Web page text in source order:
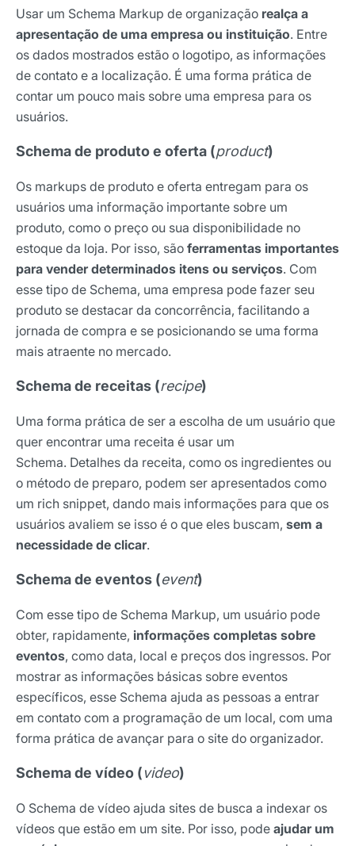
Usar um Schema Markup de organização realça a
apresentação de uma empresa ou instituição. Entre
os dados mostrados estão o logotipo, as informações
de contato e a localização. É uma forma prática de
contar um pouco mais sobre uma empresa para os
usuários.
Schema de produto e oferta (product)
Os markups de produto e oferta entregam para os
usuários uma informação importante sobre um
produto, como o preço ou sua disponibilidade no
estoque da loja. Por isso, são ferramentas importantes
para vender determinados itens ou serviços. Com
esse tipo de Schema, uma empresa pode fazer seu
produto se destacar da concorrência, facilitando a
jornada de compra e se posicionando se uma forma
mais atraente no mercado.
Schema de receitas (recipe)
Uma forma prática de ser a escolha de um usuário que
quer encontrar uma receita é usar um
Schema. Detalhes da receita, como os ingredientes ou
o método de preparo, podem ser apresentados como
um rich snippet, dando mais informações para que os
usuários avaliem se isso é o que eles buscam, sem a
necessidade de clicar.
Schema de eventos (event)
Com esse tipo de Schema Markup, um usuário pode
obter, rapidamente, informações completas sobre
eventos, como data, local e preços dos ingressos. Por
mostrar as informações básicas sobre eventos
específicos, esse Schema ajuda as pessoas a entrar
em contato com a programação de um local, com uma
forma prática de avançar para o site do organizador.
Schema de vídeo (video)
O Schema de vídeo ajuda sites de busca a indexar os
vídeos que estão em um site. Por isso, pode ajudar um
Tendências e materiais exclusivos do mercado
digital que valem a leitura.